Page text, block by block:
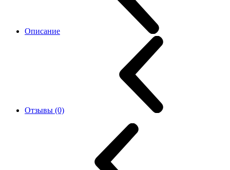
Описание
Отзывы (0)